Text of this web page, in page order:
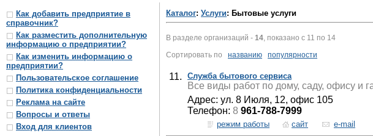
Как добавить предприятие в
справочник?
Как разместить дополнительную
информацию о предприятии?
Как изменить информацию о
предприятии?
Пользовательское соглашение
Политика конфиденциальности
Реклама на сайте
Вопросы и ответы
Вход для клиентов
Каталог: Услуги: Бытовые услуги
В разделе организаций - 14 , показано с 11 по 14
Сортировать по названию популярности
11. Служба бытового сервиса
Все виды работ по дому, саду, офису и
Адрес: ул. 8 Июля, 12, офис 105
Телефон: 8 961-788-7999
режим работы сайт e-mail